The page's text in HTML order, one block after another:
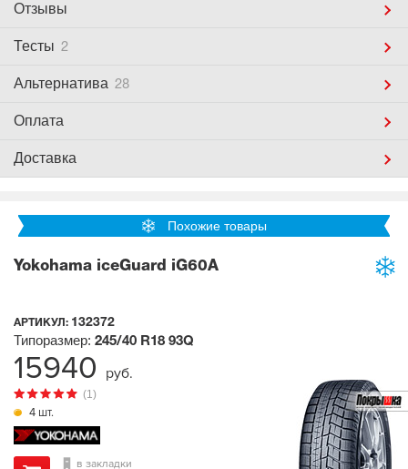
Отзывы
Тесты 2
Альтернатива 28
Оплата
Доставка
Похожие товары
Yokohama iceGuard iG60A
АРТИКУЛ: 132372
4 шт.
(1)
Типоразмер: 245/40 R18 93Q
в закладки
15940 руб.